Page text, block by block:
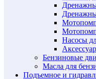
Насосы
Бензиновые
Масла для
Подъемное и